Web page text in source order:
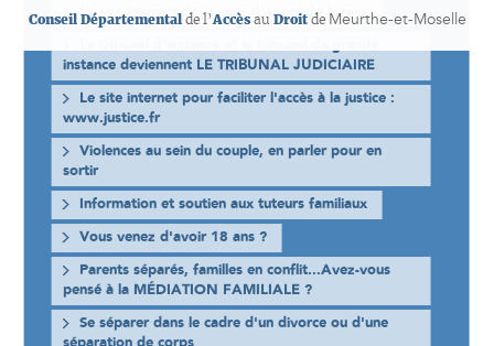
Conseil Départemental de l’Accès au Droit de Meurthe-et-Moselle
Présentation du CDAD de Meurthe-et-Moselle
Les établissements judiciaires
Informations sur les droits
Les professionnels de l’accès au droit
Permanences juridiques gratuites
Le site internet de la cour d'appel de Nancy
instance deviennent LE TRIBUNAL JUDICIAIRE
Le site internet pour faciliter l'accès à la justice :
www.justice.fr
Violences au sein du couple, en parler pour en
sortir
Information et soutien aux tuteurs familiaux
Vous venez d'avoir 18 ans ?
Parents séparés, familles en conflit...Avez-vous
pensé à la MÉDIATION FAMILIALE ?
Se séparer dans le cadre d'un divorce ou d'une